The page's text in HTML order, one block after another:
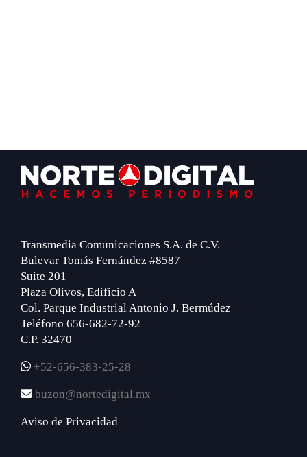
Footer
Transmedia Comunicaciones S.A. de C.V.
Bulevar Tomás Fernández #8587
Suite 201
Plaza Olivos, Edificio A
Col. Parque Industrial Antonio J. Bermúdez
Teléfono 656-682-72-92
C.P. 32470
+52-656-383-25-28
buzon@nortedigital.mx
Aviso de Privacidad